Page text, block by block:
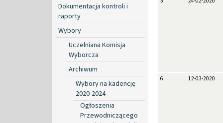
Dokumentacja kontroli i
raporty
Wybory
Uczelniana Komisja
Wyborcza
Archiwum
Wybory na kadencję
2020-2024
Ogłoszenia
Przewodniczącego
6 12-03-2020